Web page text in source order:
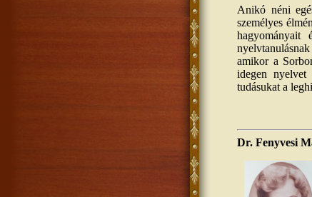
Anikó néni
személyes
hagyományait
amikor a
idegen nyelvet
tudásukat a
Dr. Fenyvesi